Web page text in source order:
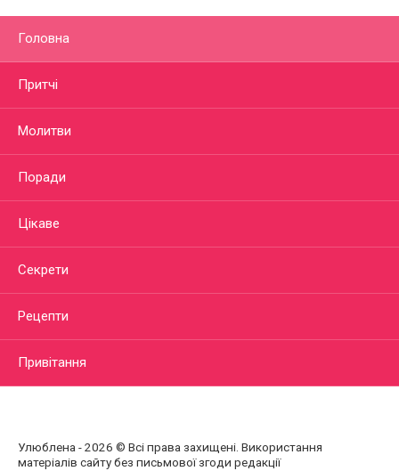
Головна
Притчі
Молитви
Поради
Цікаве
Секрети
Рецепти
Привітання
Улюблена - 2026 © Всі права захищені. Використання
матеріалів сайту без письмової згоди редакції